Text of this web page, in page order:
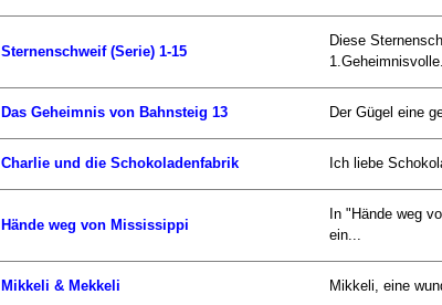
Sternenschweif (Serie) 1-15
Diese
Das Geheimnis von Bahnsteig 13 Der Gügel eine
Charlie und die Schokoladenfabrik Ich liebe
Hände weg von Mississippi
In "Hände weg
ein...
Mikkeli & Mekkeli Mikkeli, eine